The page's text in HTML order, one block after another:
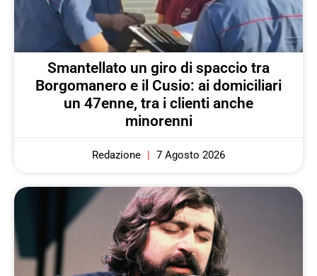
Smantellato un giro di spaccio tra
Borgomanero e il Cusio: ai domiciliari
un 47enne, tra i clienti anche
minorenni
Redazione 7 Agosto 2026